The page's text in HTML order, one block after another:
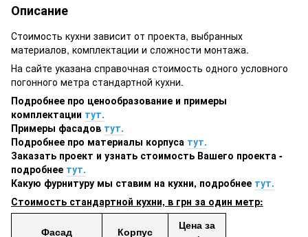
Описание
Стоимость кухни зависит от проекта, выбранных
материалов, комплектации и сложности монтажа.
На сайте указана справочная стоимость одного условного
погонного метра стандартной кухни.
Подробнее про ценообразование и примеры
комплектации тут.
Примеры фасадов тут.
Подробнее про материалы корпуса тут.
Заказать проект и узнать стоимость Вашего проекта -
подробнее тут.
Какую фурнитуру мы ставим на кухни, подробнее тут.
Стоимость стандартной кухни, в грн за один метр:
Фасад Корпус
Цена за